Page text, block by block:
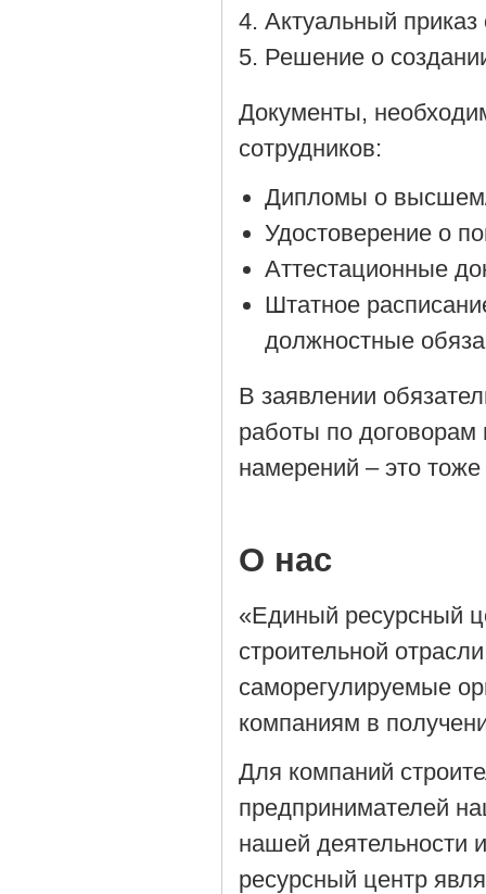
Актуальный приказ
Решение о
Документы,
сотрудников:
Дипломы о
Удостоверение о
Аттестационные
Штатное
должностные
В заявлении
работы по договорам
намерений – это
О нас
«Единый ресурсный
строительной
саморегулируемые
компаниям в
Для компаний
предпринимателей
нашей деятельности
ресурсный центр